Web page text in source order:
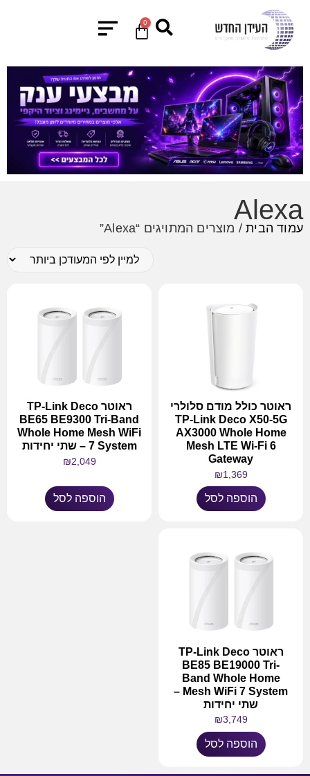
0
Alexa
עמוד הבית/ מוצרים המתויגים “Alexa”
ראוטר כולל מודם סלולרי
TP-Link Deco X50-5G
AX3000 Whole Home
Mesh LTE Wi-Fi 6
Gateway
₪1,369
הוספה לסל
ראוטר TP-Link Deco
BE65 BE9300 Tri-Band
Whole Home Mesh WiFi
7 System – שתי יחידות
₪2,049
הוספה לסל
ראוטר TP-Link Deco
BE85 BE19000 Tri-
Band Whole Home
Mesh WiFi 7 System –
שתי יחידות
₪3,749
הוספה לסל